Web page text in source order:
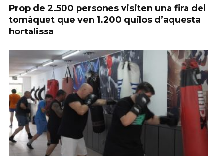
Prop de 2.500 persones visiten una fira del
tomàquet que ven 1.200 quilos d’aquesta
hortalissa